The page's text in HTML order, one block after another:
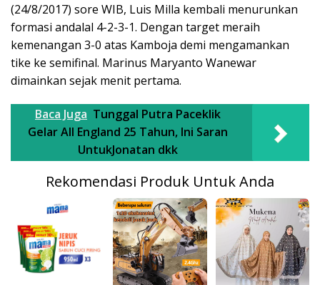
(24/8/2017) sore WIB, Luis Milla kembali menurunkan
formasi andalal 4-2-3-1. Dengan target meraih
kemenangan 3-0 atas Kamboja demi mengamankan
tike ke semifinal. Marinus Maryanto Wanewar
dimainkan sejak menit pertama.
Baca Juga Tunggal Putra Paceklik
Gelar All England 25 Tahun, Ini Saran
UntukJonatan dkk
Rekomendasi Produk Untuk Anda